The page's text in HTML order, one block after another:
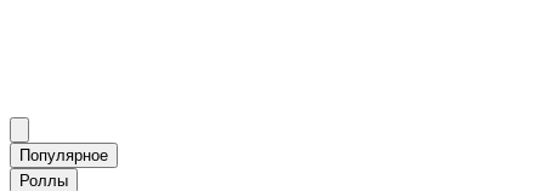
Популярное
Роллы